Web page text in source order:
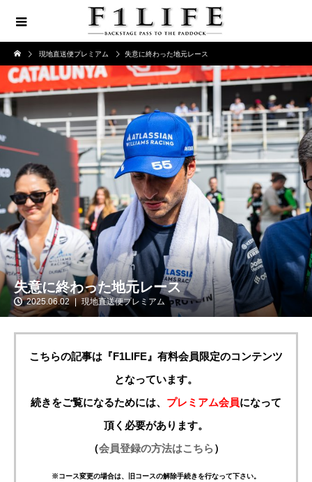
現地直送便プレミアム 失意に終わった地元レース
失意に終わった地元レース
2025.06.02 現地直送便プレミアム
こちらの記事は『F1LIFE』有料会員限定のコンテンツ
となっています。
続きをご覧になるためには、 プレミアム会員になって
頂く必要があります。
（会員登録の方法はこちら）
※コース変更の場合は、旧コースの解除手続きを行なって下さい。